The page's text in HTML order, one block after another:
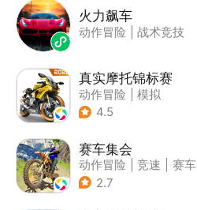
火力飙车
动作冒险 战术竞技
真实摩托锦标赛
动作冒险
模拟
| 摩托车
4.5
赛车集会
动作冒险 竞速
赛车
| 写实
2.7